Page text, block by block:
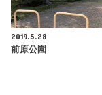
2019.5.28
前原公園